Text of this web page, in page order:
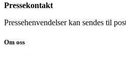
Pressekontakt
Pressehenvendelser kan sendes til
Om oss